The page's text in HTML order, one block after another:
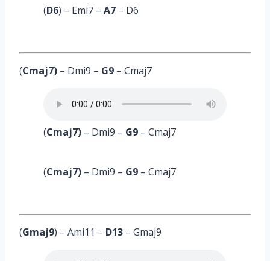
(D6) – Emi7 – A7 – D6
(Cmaj7) – Dmi9 – G9 – Cmaj7
(Cmaj7) – Dmi9 – G9 – Cmaj7
(Cmaj7) – Dmi9 – G9 – Cmaj7
(Gmaj9) – Ami11 – D13 – Gmaj9